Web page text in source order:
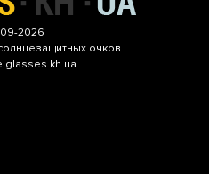
2026
очков
glasses.kh.ua